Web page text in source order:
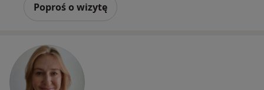
Poproś o wizytę